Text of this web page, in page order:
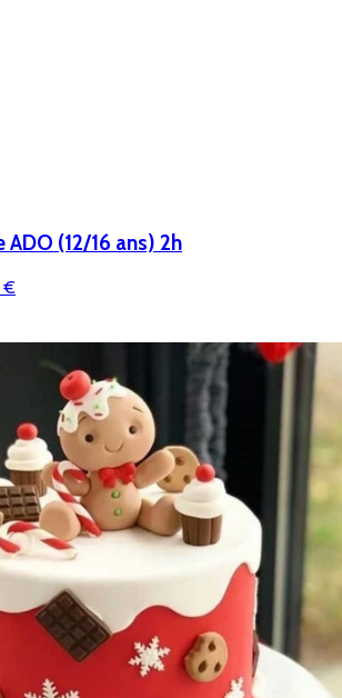
(12/16 ans) 2h
€